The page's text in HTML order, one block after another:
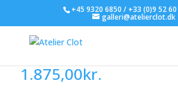
+45 9320 6850 / +33 (0)9 52 60
galleri@atelierclot.dk
Joan Miró
1.875,00kr.